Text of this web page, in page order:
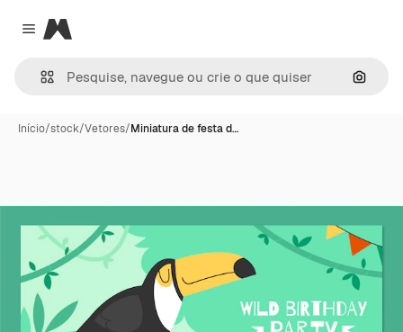
Close menu
Magnific
Início/stock/Vetores/Miniatura de festa d…